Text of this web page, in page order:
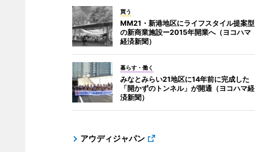
買う
MM21・新港地区にライフスタイル提案型
の新商業施設ー2015年開業へ（ヨコハマ
経済新聞）
暮らす・働く
みなとみらい21地区に14年前に完成した
「開かずのトンネル」が開通（ヨコハマ経
済新聞）
アウディジャパン